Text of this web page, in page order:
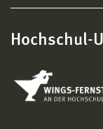
Hochschul-